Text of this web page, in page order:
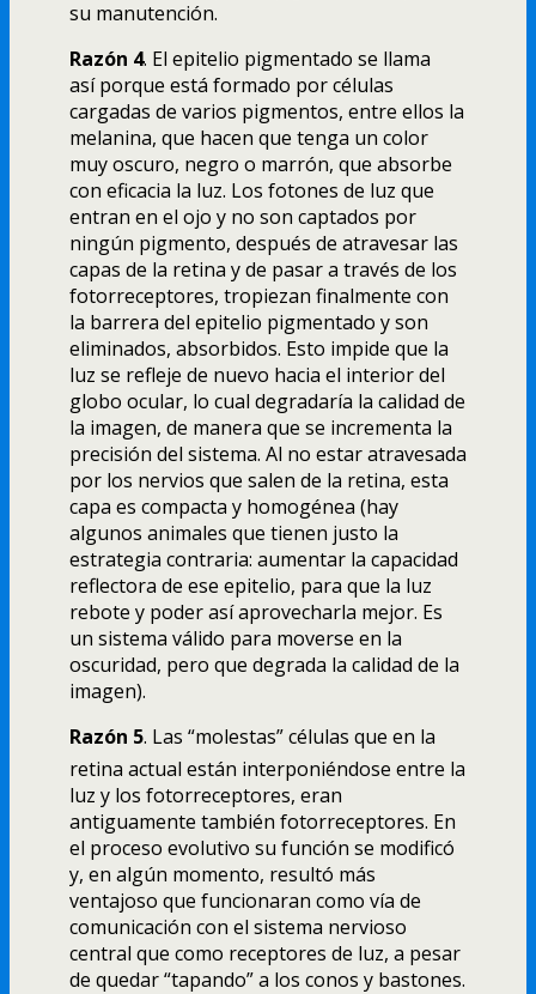
su manutención.
Razón 4. El epitelio pigmentado se llama
así­ porque está formado por células
cargadas de varios pigmentos, entre ellos la
melanina, que hacen que tenga un color
muy oscuro, negro o marrón, que absorbe
con eficacia la luz. Los fotones de luz que
entran en el ojo y no son captados por
ningún pigmento, después de atravesar las
capas de la retina y de pasar a través de los
fotorreceptores, tropiezan finalmente con
la barrera del epitelio pigmentado y son
eliminados, absorbidos. Esto impide que la
luz se refleje de nuevo hacia el interior del
globo ocular, lo cual degradarí­a la calidad de
la imagen, de manera que se incrementa la
precisión del sistema. Al no estar atravesada
por los nervios que salen de la retina, esta
capa es compacta y homogénea (hay
algunos animales que tienen justo la
estrategia contraria: aumentar la capacidad
reflectora de ese epitelio, para que la luz
rebote y poder así­ aprovecharla mejor. Es
un sistema válido para moverse en la
oscuridad, pero que degrada la calidad de la
imagen).
Razón 5. Las “molestas” células que en la
retina actual están interponiéndose entre la
luz y los fotorreceptores, eran
antiguamente también fotorreceptores. En
el proceso evolutivo su función se modificó
y, en algún momento, resultó más
ventajoso que funcionaran como ví­a de
comunicación con el sistema nervioso
central que como receptores de luz, a pesar
de quedar “tapando” a los conos y bastones.